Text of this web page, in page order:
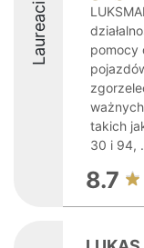
Laureaci
pomocy
takich
30 i 94,
8.7